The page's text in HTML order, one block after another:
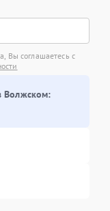
Вы соглашаетесь с
Волжском: